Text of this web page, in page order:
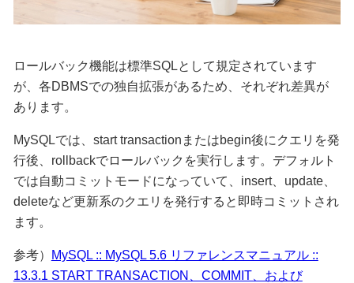
ロールバック機能は標準SQLとして規定されています
が、各DBMSでの独自拡張があるため、それぞれ差異が
あります。
MySQLでは、start transactionまたはbegin後にクエリを発
行後、rollbackでロールバックを実行します。デフォルト
では自動コミットモードになっていて、insert、update、
deleteなど更新系のクエリを発行すると即時コミットされ
ます。
参考）
MySQL :: MySQL 5.6 リファレンスマニュアル ::
13.3.1 START TRANSACTION、COMMIT、および